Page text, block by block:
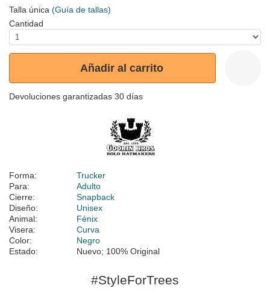
Talla única (Guía de tallas)
Cantidad
Añadir al carrito
Devoluciones garantizadas 30 días
Forma:
Trucker
Para:
Adulto
Cierre:
Snapback
Diseño:
Unisex
Animal:
Fénix
Visera:
Curva
Color:
Negro
Estado:
Nuevo; 100% Original
#StyleForTrees